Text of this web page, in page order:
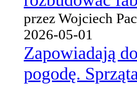
przez Wojciech
2026-05-01
Zapowiadają
pogodę.